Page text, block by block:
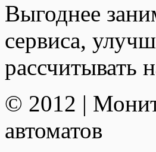
Выгоднее
сервиса,
рассчитывать
© 2012 |
автоматов